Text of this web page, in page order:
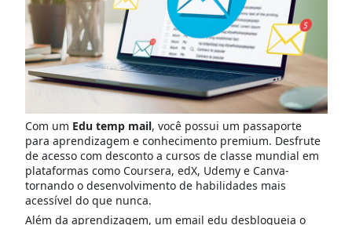
Com um Edu temp mail, você possui um passaporte
para aprendizagem e conhecimento premium. Desfrute
de acesso com desconto a cursos de classe mundial em
plataformas como Coursera, edX, Udemy e Canva-
tornando o desenvolvimento de habilidades mais
acessível do que nunca.
Além da aprendizagem, um email edu desbloqueia o